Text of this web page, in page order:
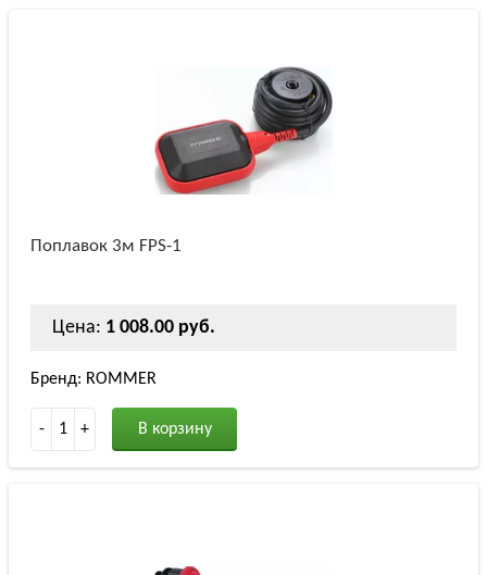
Поплавок 3м FPS-1
Цена: 1 008.00 руб.
Бренд: ROMMER
- 1 + В корзину